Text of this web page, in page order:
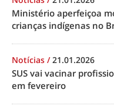
Ministério aperfeiçoa
crianças indígenas no
Notícias /21.01.2026
SUS vai vacinar
em fevereiro